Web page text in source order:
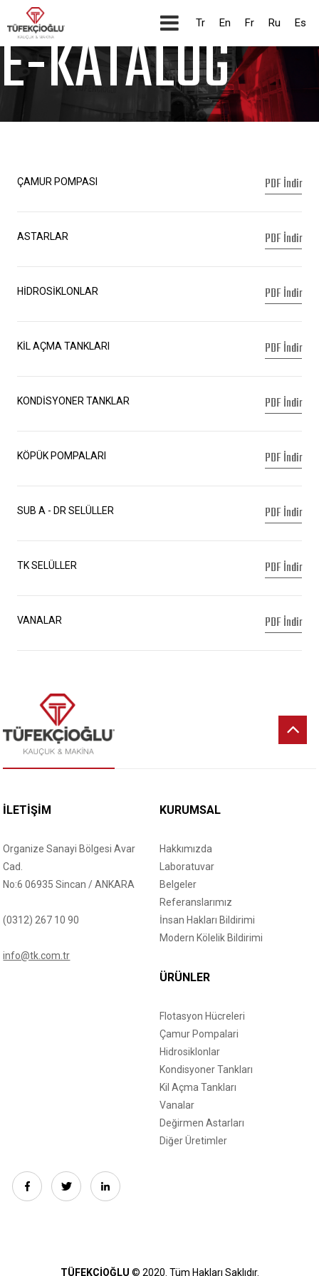
Tr En Fr Ru Es
E-KATALOG
ÇAMUR POMPASI PDF İndir
ASTARLAR PDF İndir
HİDROSİKLONLAR PDF İndir
KİL AÇMA TANKLARI PDF İndir
KONDİSYONER TANKLAR PDF İndir
KÖPÜK POMPALARI PDF İndir
SUB A - DR SELÜLLER PDF İndir
TK SELÜLLER PDF İndir
VANALAR PDF İndir
İLETİŞİM
Organize Sanayi Bölgesi Avar
Cad.
No:6 06935 Sincan / ANKARA
(0312) 267 10 90
info@tk.com.tr
KURUMSAL
Hakkımızda
Laboratuvar
Belgeler
Referanslarımız
İnsan Hakları Bildirimi
Modern Kölelik Bildirimi
ÜRÜNLER
Flotasyon Hücreleri
Çamur Pompalari
Hidrosiklonlar
Kondisyoner Tankları
Kil Açma Tankları
Vanalar
Değirmen Astarları
Diğer Üretimler
TÜFEKÇİOĞLU © 2020. Tüm Hakları Saklıdır.